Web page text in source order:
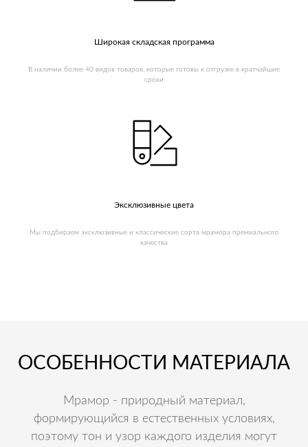
Широкая складская программа
В наличии более 40 видов товаров, которые готовы к отгрузке в кратчайшие
сроки
Эксклюзивные цвета
Мы подбираем эксклюзивные и классические сорта мрамора премиального
качества
ОСОБЕННОСТИ МАТЕРИАЛА
Мрамор - природный материал,
формирующийся в естественных условиях,
поэтому тон и узор каждого изделия могут